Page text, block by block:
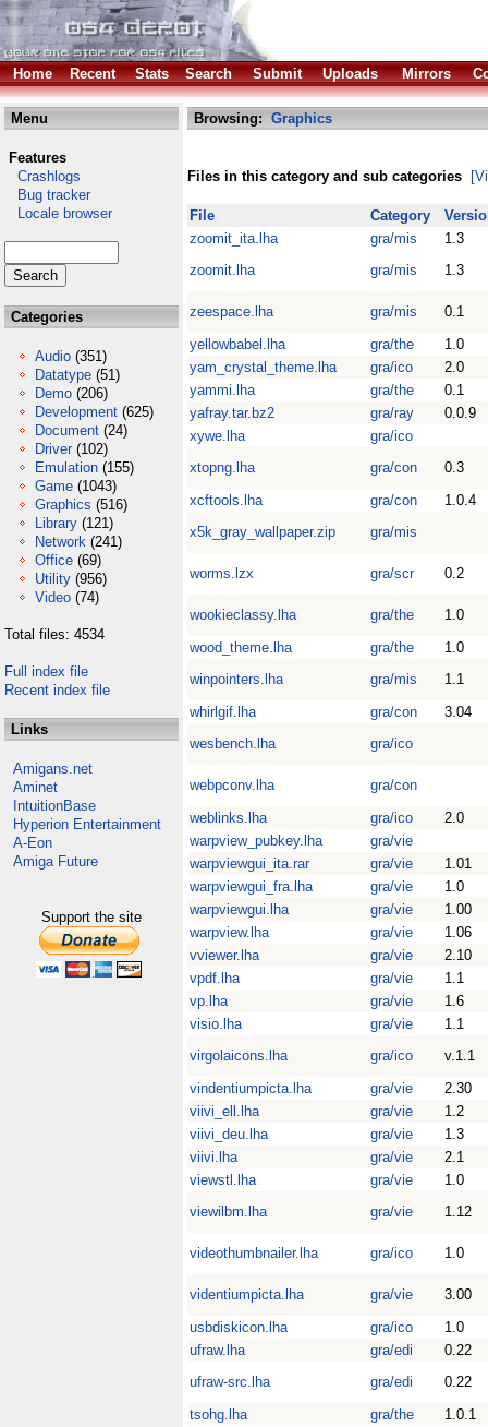
Home Recent Stats Search Submit Uploads Mirrors
Menu
Features
Crashlogs
Bug tracker
Locale browser
Categories
Audio (351)
Datatype (51)
Demo (206)
Development (625)
Document (24)
Driver (102)
Emulation (155)
Game (1043)
Graphics (516)
Library (121)
Network (241)
Office (69)
Utility (956)
Video (74)
Total files: 4534
Full index file
Recent index file
Links
Amigans.net
Aminet
IntuitionBase
Hyperion Entertainment
A-Eon
Amiga Future
Support the site
Browsing: Graphics
Files in this category and sub categories
File Category
zoomit_ita.lha
gra/mis
1.3
zoomit.lha
gra/mis 1.3
zeespace.lha gra/mis
0.1
yellowbabel.lha
gra/the
1.0
yam_crystal_theme.lha
gra/ico
2.0
yammi.lha
gra/the
0.1
yafray.tar.bz2
gra/ray
0.0.9
xywe.lha
gra/ico
xtopng.lha
gra/con
0.3
xcftools.lha
gra/con
1.0.4
x5k_gray_wallpaper.zip
gra/mis
worms.lzx gra/scr 0.2
wookieclassy.lha gra/the
1.0
wood_theme.lha
gra/the
1.0
winpointers.lha
gra/mis
1.1
whirlgif.lha
gra/con
3.04
wesbench.lha
gra/ico
webpconv.lha
gra/con
weblinks.lha
gra/ico
2.0
warpview_pubkey.lha
gra/vie
warpviewgui_ita.rar
gra/vie
1.01
warpviewgui_fra.lha
gra/vie
1.0
warpviewgui.lha
gra/vie
1.00
warpview.lha
gra/vie
1.06
vviewer.lha
gra/vie
2.10
vpdf.lha
gra/vie
1.1
vp.lha
gra/vie
1.6
visio.lha
gra/vie
1.1
virgolaicons.lha
gra/ico
v.1.1
vindentiumpicta.lha
gra/vie
2.30
viivi_ell.lha
gra/vie
1.2
viivi_deu.lha
gra/vie
1.3
viivi.lha
gra/vie
2.1
viewstl.lha
gra/vie
1.0
viewilbm.lha
gra/vie 1.12
videothumbnailer.lha gra/ico 1.0
videntiumpicta.lha gra/vie
3.00
usbdiskicon.lha
gra/ico
1.0
ufraw.lha
gra/edi
0.22
ufraw-src.lha
gra/edi
0.22
tsohg.lha
gra/the
1.0.1